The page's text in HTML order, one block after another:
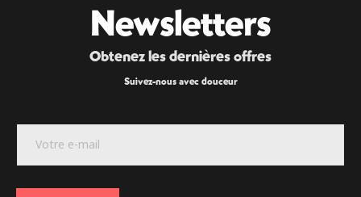
Newsletters
Obtenez les dernières offres
Suivez-nous avec douceur
E
i
m